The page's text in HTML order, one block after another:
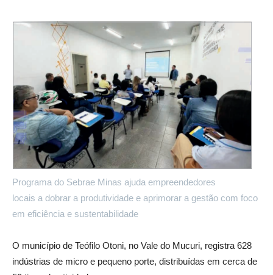
Programa do Sebrae Minas ajuda empreendedores
locais a dobrar a produtividade e aprimorar a gestão com foco
em eficiência e sustentabilidade
O município de Teófilo Otoni, no Vale do Mucuri, registra 628
indústrias de micro e pequeno porte, distribuídas em cerca de